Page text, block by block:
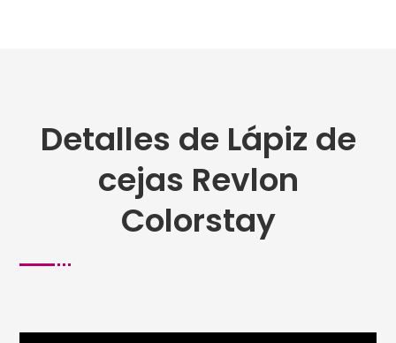
Detalles de Lápiz de
cejas Revlon
Colorstay